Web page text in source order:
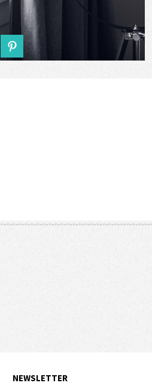
NEWSLETTER